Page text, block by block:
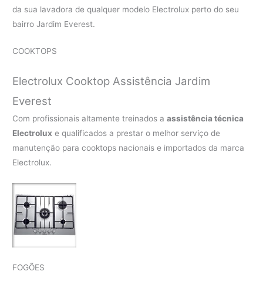
da sua lavadora de qualquer modelo Electrolux perto do seu
bairro Jardim Everest.
COOKTOPS
Electrolux Cooktop Assistência Jardim
Everest
Com profissionais altamente treinados aassistência técnica
Electrolux e qualificados a prestar o melhor serviço de
manutenção para cooktops nacionais e importados da marca
Electrolux.
FOGÕES